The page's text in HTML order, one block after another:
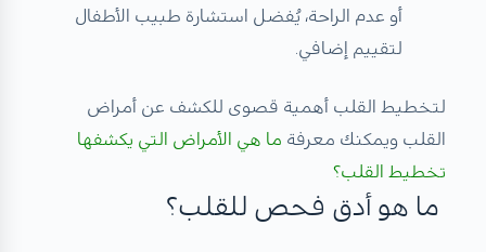
أو عدم الراحة، يُفضل استشارة طبيب الأطفال
لتقييم إضافي.
لتخطيط القلب أهمية قصوى للكشف عن أمراض
القلب ويمكنك معرفة ما هي الأمراض التي يكشفها
تخطيط القلب؟
ما هو أدق فحص للقلب؟